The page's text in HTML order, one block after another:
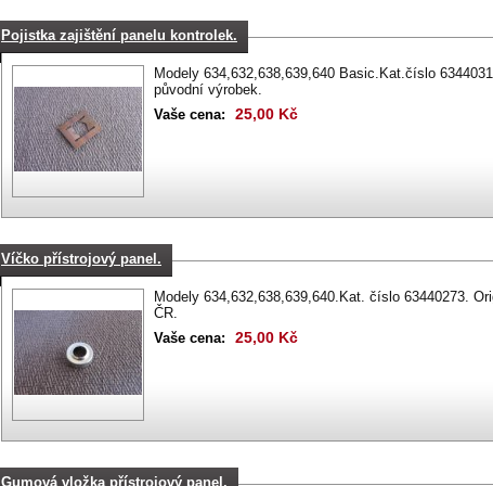
Pojistka zajištění panelu kontrolek.
Modely 634,632,638,639,640 Basic.Kat.číslo
původní výrobek.
Vaše cena:
25,00 Kč
Víčko přístrojový panel.
Modely 634,632,638,639,640.Kat. číslo 63440273.
ČR.
Vaše cena:
25,00 Kč
Gumová vložka přístrojový panel.